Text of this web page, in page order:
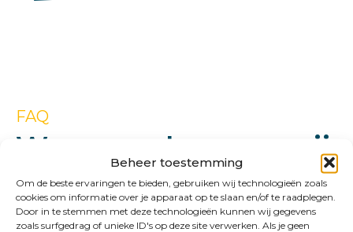
Beheer toestemming
Om de beste ervaringen te bieden, gebruiken wij technologieën zoals
cookies om informatie over je apparaat op te slaan en/of te raadplegen.
Door in te stemmen met deze technologieën kunnen wij gegevens
zoals surfgedrag of unieke ID's op deze site verwerken. Als je geen
FAQ
Waarmee kunnen wij
u ondersteunen?